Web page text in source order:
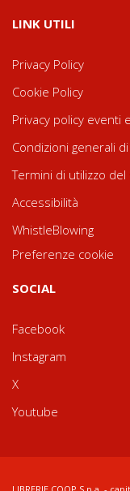
LINK UTILI
Privacy Policy
Cookie Policy
Privacy policy eventi
Condizioni generali
Termini di utilizzo del
Accessibilità
WhistleBlowing
Preferenze cookie
SOCIAL
Facebook
Instagram
X
Youtube